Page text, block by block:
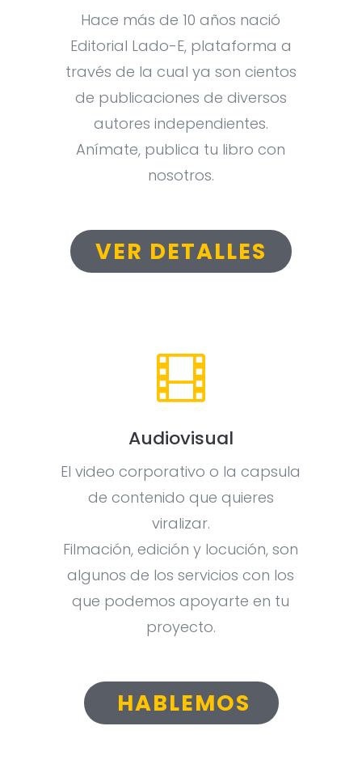
Hace más de 10 años nació
Editorial Lado-E, plataforma a
través de la cual ya son cientos
de publicaciones de diversos
autores independientes.
Anímate, publica tu libro con
nosotros.
VER DETALLES

Audiovisual
El video corporativo o la capsula
de contenido que quieres
viralizar.
Filmación, edición y locución, son
algunos de los servicios con los
que podemos apoyarte en tu
proyecto.
HABLEMOS